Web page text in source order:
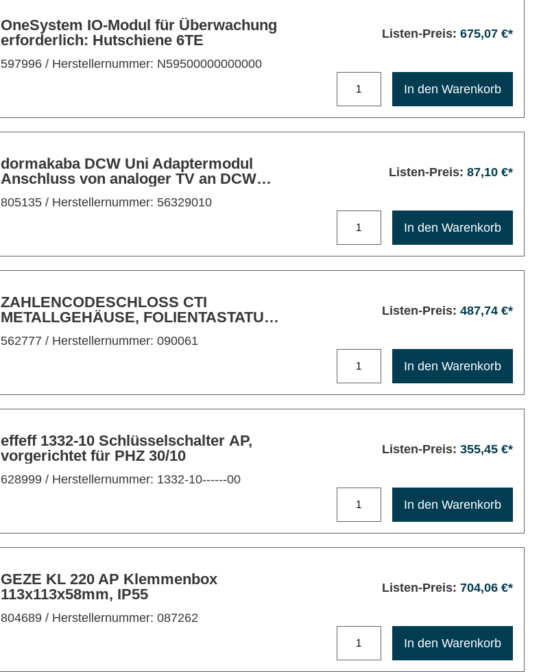
OneSystem IO-Modul für Überwachung
erforderlich: Hutschiene 6TE
597996/ Herstellernummer: N59500000000000
Listen-Preis: 675,07 €*
In den Warenkorb
dormakaba DCW Uni Adaptermodul
Anschluss von analoger TV an DCW
Bus
805135/ Herstellernummer: 56329010
Listen-Preis: 87,10 €*
In den Warenkorb
ZAHLENCODESCHLOSS CTI
METALLGEHÄUSE, FOLIENTASTATUR,
INTEGR. AUSWERTEEINHEIT
562777/ Herstellernummer: 090061
Listen-Preis: 487,74 €*
In den Warenkorb
effeff 1332-10 Schlüsselschalter AP,
vorgerichtet für PHZ 30/10
628999/ Herstellernummer: 1332-10------00
Listen-Preis: 355,45 €*
In den Warenkorb
GEZE KL 220 AP Klemmenbox
113x113x58mm, IP55
804689/ Herstellernummer: 087262
Listen-Preis: 704,06 €*
In den Warenkorb